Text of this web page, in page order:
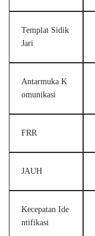
Templat Sidik
Jari
Antarmuka K
omunikasi
FRR
JAUH
Kecepatan Ide
ntifikasi